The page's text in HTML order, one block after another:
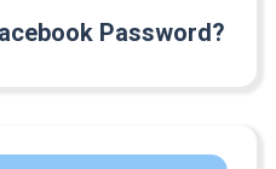
Password?